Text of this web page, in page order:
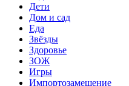
Дети
Дом и сад
Еда
Звёзды
Здоровье
ЗОЖ
Игры
Импортозамещение